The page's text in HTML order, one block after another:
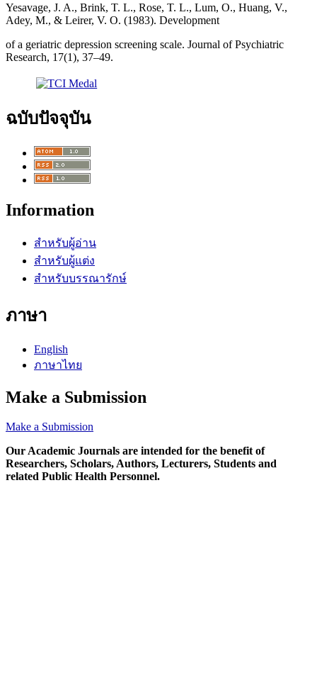
Yesavage, J. A., Brink, T. L., Rose, T. L., Lum, O., Huang, V.,
Adey, M., & Leirer, V. O. (1983). Development
of a geriatric depression screening scale. Journal of Psychiatric
Research, 17(1), 37–49.
ฉบับปัจจุบัน
Information
สำหรับผู้อ่าน
สำหรับผู้แต่ง
สำหรับบรรณารักษ์
ภาษา
English
ภาษาไทย
Make a Submission
Make a Submission
Our Academic Journals are intended for the benefit of
Researchers, Scholars, Authors, Lecturers, Students and
related Public Health Personnel.